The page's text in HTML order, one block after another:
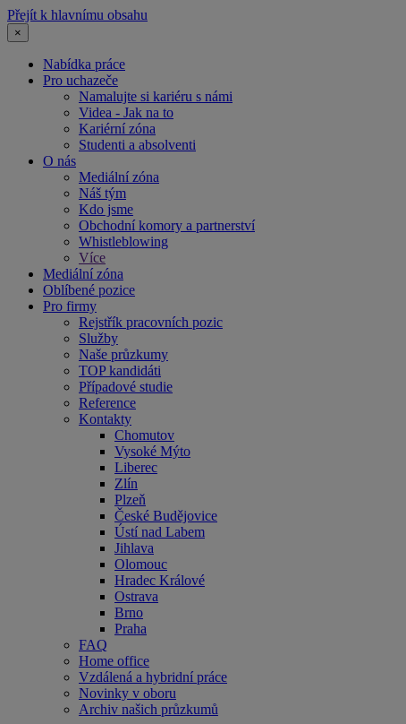
Přejít k hlavnímu obsahu
×
Nabídka práce
Pro uchazeče
Namalujte si kariéru s námi
Videa - Jak na to
Kariérní zóna
Studenti a absolventi
O nás
Mediální zóna
Náš tým
Kdo jsme
Obchodní komory a partnerství
Whistleblowing
Více
Mediální zóna
Oblíbené pozice
Pro firmy
Rejstřík pracovních pozic
Služby
Naše průzkumy
TOP kandidáti
Případové studie
Reference
Kontakty
Chomutov
Vysoké Mýto
Liberec
Zlín
Plzeň
České Budějovice
Ústí nad Labem
Jihlava
Olomouc
Hradec Králové
Ostrava
Brno
Praha
FAQ
Home office
Vzdálená a hybridní práce
Novinky v oboru
Archiv našich průzkumů